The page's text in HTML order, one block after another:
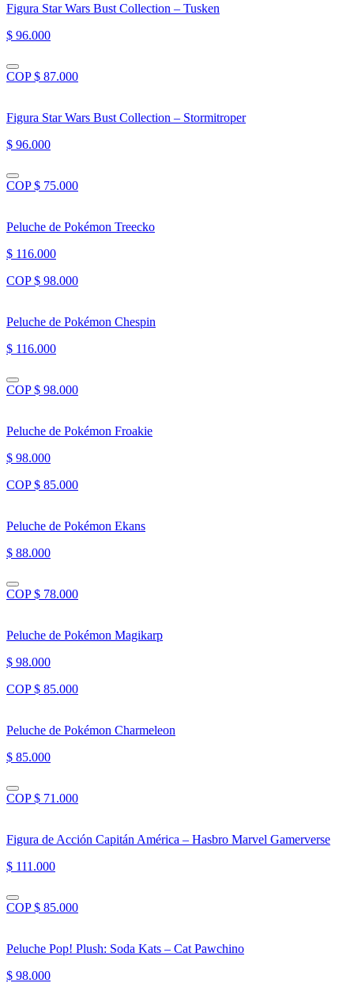
Figura Star Wars Bust Collection – Tusken
$ 96.000
COP $ 87.000
Figura Star Wars Bust Collection – Stormitroper
$ 96.000
COP $ 75.000
Peluche de Pokémon Treecko
$ 116.000
COP $ 98.000
Peluche de Pokémon Chespin
$ 116.000
COP $ 98.000
Peluche de Pokémon Froakie
$ 98.000
COP $ 85.000
Peluche de Pokémon Ekans
$ 88.000
COP $ 78.000
Peluche de Pokémon Magikarp
$ 98.000
COP $ 85.000
Peluche de Pokémon Charmeleon
$ 85.000
COP $ 71.000
Figura de Acción Capitán América – Hasbro Marvel Gamerverse
$ 111.000
COP $ 85.000
Peluche Pop! Plush: Soda Kats – Cat Pawchino
$ 98.000